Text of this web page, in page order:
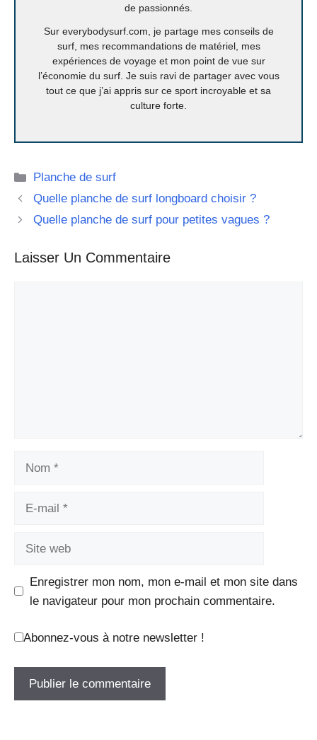
de passionnés.
Sur everybodysurf.com, je partage mes conseils de
surf, mes recommandations de matériel, mes
expériences de voyage et mon point de vue sur
l’économie du surf. Je suis ravi de partager avec vous
tout ce que j’ai appris sur ce sport incroyable et sa
culture forte.
Catégories
Planche de surf
Quelle planche de surf longboard choisir ?
Quelle planche de surf pour petites vagues ?
Laisser Un Commentaire
Nom
Site
Enregistrer mon nom, mon e-mail et mon site dans
le navigateur pour mon prochain commentaire.
Abonnez-vous à notre newsletter !